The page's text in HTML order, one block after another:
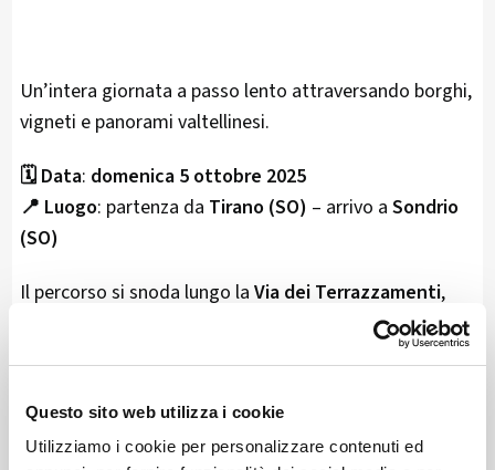
Questo sito web utilizza i cookie
Utilizziamo i cookie per personalizzare contenuti ed
Un’intera giornata a passo lento attraversando borghi,
vigneti e panorami valtellinesi.
🗓️ Data: domenica 5 ottobre 2025
📍 Luogo: partenza da Tirano (SO) – arrivo a Sondrio
(SO)
Il percorso si snoda lungo la Via dei Terrazzamenti,
Villa di Tirano– ore 9.25
Bianzone– ore 10.25